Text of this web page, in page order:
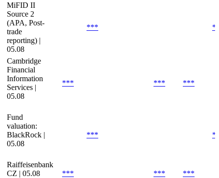
MiFID II
Source 2
(APA, Post-
trade
reporting) |
05.08
***
Cambridge
Financial
Information
Services |
05.08
*** *** ***
Fund
valuation:
BlackRock |
05.08
***
Raiffeisenbank
CZ | 05.08
*** *** ***